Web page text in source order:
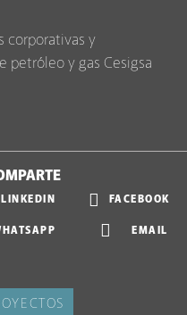
corporativas y
petróleo y gas Cesigsa
LINKEDIN FACEBOOK
EMAIL